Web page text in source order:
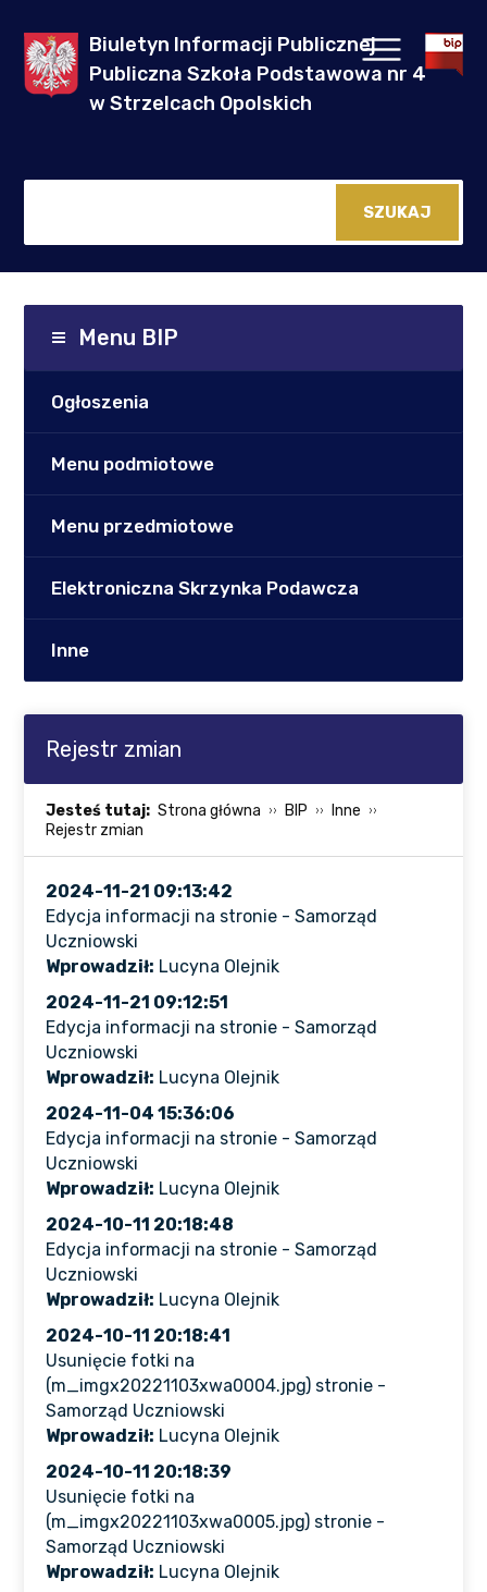
Biuletyn Informacji Publicznej
Publiczna Szkoła Podstawowa nr 4
w Strzelcach Opolskich
Menu BIP
Ogłoszenia
Menu podmiotowe
Menu przedmiotowe
Elektroniczna Skrzynka Podawcza
Inne
Rejestr zmian
Jesteś tutaj: Strona główna BIP
Inne
Rejestr zmian
2024-11-21 09:13:42
Edycja informacji na stronie - Samorząd
Uczniowski
Wprowadził: Lucyna Olejnik
2024-11-21 09:12:51
Edycja informacji na stronie - Samorząd
Uczniowski
Wprowadził: Lucyna Olejnik
2024-11-04 15:36:06
Edycja informacji na stronie - Samorząd
Uczniowski
Wprowadził: Lucyna Olejnik
2024-10-11 20:18:48
Edycja informacji na stronie - Samorząd
Uczniowski
Wprowadził: Lucyna Olejnik
2024-10-11 20:18:41
Usunięcie fotki na
(m_imgx20221103xwa0004.jpg) stronie -
Samorząd Uczniowski
Wprowadził: Lucyna Olejnik
2024-10-11 20:18:39
Usunięcie fotki na
(m_imgx20221103xwa0005.jpg) stronie -
Samorząd Uczniowski
Wprowadził: Lucyna Olejnik